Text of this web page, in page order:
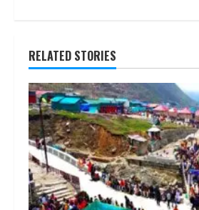
RELATED STORIES